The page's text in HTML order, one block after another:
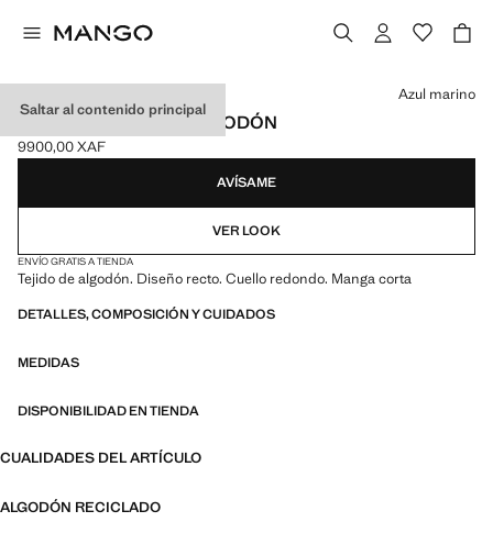
Saltar al contenido principal
CAMISETA BÁSICA ALGODÓN
Precio actual [9900,00 XAF ]
9900,00 XAF
Selecciona un color
Azul marino
AVÍSAME
VER LOOK
ENVÍO GRATIS A TIENDA
Tejido de algodón. Diseño recto. Cuello redondo. Manga corta
DETALLES, COMPOSICIÓN Y CUIDADOS
MEDIDAS
DISPONIBILIDAD EN TIENDA
CUALIDADES DEL ARTÍCULO
ALGODÓN RECICLADO